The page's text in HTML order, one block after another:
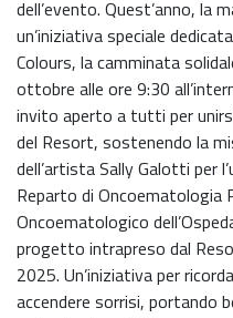
dell’evento. Quest’anno, la
un’iniziativa speciale
Colours, la camminata
ottobre alle ore 9:30
invito aperto a tutti per
del Resort, sostenendo la
dell’artista Sally Galotti per
Reparto di Oncoematologia
Oncoematologico
progetto intrapreso dal
2025. Un’iniziativa per
accendere sorrisi, portando